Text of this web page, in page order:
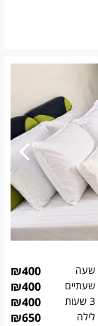
שעה ₪400
שעתיים ₪400
3 שעות ₪400
לילה ₪650